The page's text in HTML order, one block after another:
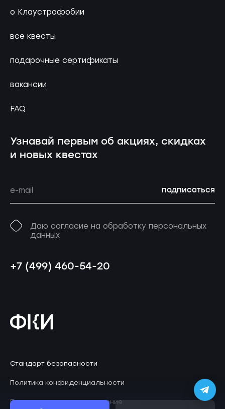
о Клаустрофобии
все квесты
подарочные сертификаты
вакансии
FAQ
Узнавай первым об акциях, скидках
и новых квестах
подписаться
Даю согласие на обработку персональных
данных
+7 (499) 460-54-20
Стандарт безопасности
Политика конфиденциальности
Пользовательское соглашение